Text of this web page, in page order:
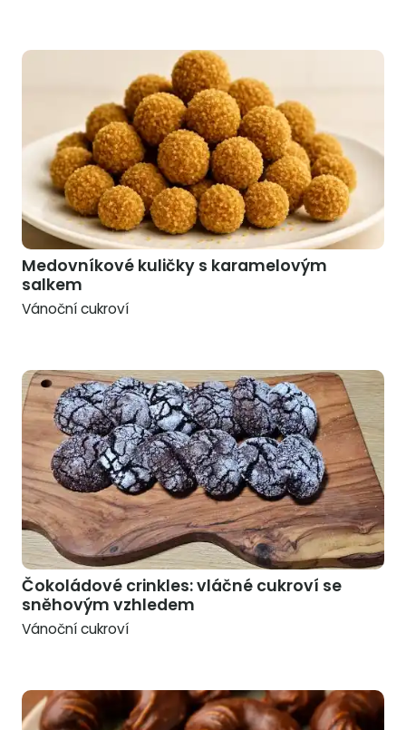
Medovníkové kuličky s karamelovým
salkem
Vánoční cukroví
Čokoládové crinkles: vláčné cukroví se
sněhovým vzhledem
Vánoční cukroví